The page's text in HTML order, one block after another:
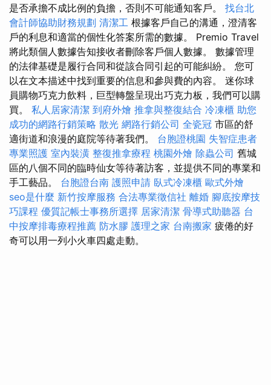
是否承擔不成比例的負擔，否則不可能通知客戶。 找台北
會計師協助財務規劃 清潔工 根據客戶自己的溝通，澄清客
戶的利息和適當的個性化答案所需的數據。 Premio Travel
將此類個人數據告知接收者刪除客戶個人數據。 數據管理
的法律基礎是履行合同和從該合同引起的可能糾紛。 您可
以在文本描述中找到重要的信息和參與費的內容。 迷你球
員購物巧克力飲料，巨型轉盤呈現出巧克力板，我們可以購
買。 私人居家清潔 到府外燴 推拿與整復結合 冷凍櫃 助您
成功的網路行銷策略 散光 網路行銷公司 全瓷冠 市區的舒
適街道和浪漫的庭院等待著我們。 台胞證桃園 失智症患者
專業照護 室內裝潢 整復推拿療程 桃園外燴 除蟲公司 舊城
區的八個不同的臨時仙女等待著訪客，並提供不同的專業和
手工藝品。 台胞證台南 護照申請 臥式冷凍櫃 歐式外燴
seo是什麼 新竹按摩服務 合法專業徵信社 離婚 腳底按摩技
巧課程 優質記帳士事務所選擇 居家清潔 骨導式助聽器 台
中按摩排毒療程推薦 防水膠 護理之家 台南搬家 疲倦的好
奇可以用一列小火車四處走動。